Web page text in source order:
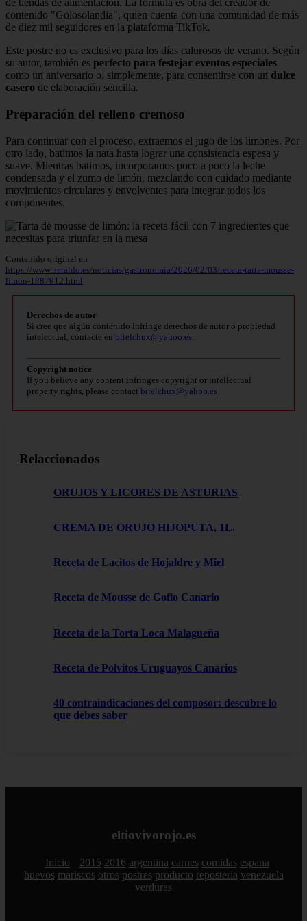
de tiendas de alimentación. La fórmula es obra del creador de
contenido "Golosolandia", quien cuenta con una comunidad de más
de diez mil seguidores en la plataforma TikTok.
Este postre no es exclusivo para los días calurosos de verano. Según
su autor, también es perfecto para festejar eventos especiales
como un aniversario o, simplemente, para consentirse con un dulce
casero de elaboración sencilla.
Preparación del relleno cremoso
Para continuar con el proceso, extraemos el jugo de los limones. Por
otro lado, batimos la nata hasta lograr una consistencia espesa y
suave. Mientras batimos, incorporamos poco a poco la leche
condensada y el zumo de limón, mezclando con cuidado mediante
movimientos circulares y envolventes para integrar todos los
componentes.
Contenido original en
https://www.heraldo.es/noticias/gastronomia/2026/02/03/receta-tarta-mousse-
limon-1887912.html
Derechos de autor
Si cree que algún contenido infringe derechos de autor o propiedad
intelectual, contacte en bitelchux@yahoo.es.
Copyright notice
If you believe any content infringes copyright or intellectual
property rights, please contact bitelchux@yahoo.es.
Relaccionados
ORUJOS Y LICORES DE ASTURIAS
CREMA DE ORUJO HIJOPUTA, 1L.
Receta de Lacitos de Hojaldre y Miel
Receta de Mousse de Gofio Canario
Receta de la Torta Loca Malagueña
Receta de Polvitos Uruguayos Canarios
40 contraindicaciones del composor: descubre lo
que debes saber
eltiovivorojo.es
Inicio 2015 2016 argentina carnes comidas espana
huevos mariscos otros postres producto reposteria venezuela
verduras